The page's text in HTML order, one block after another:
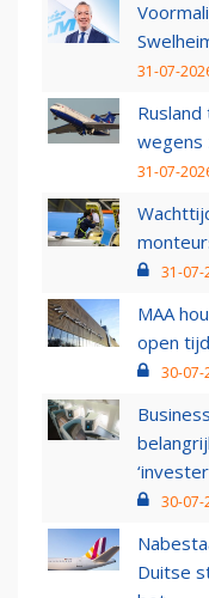
31-07-
wegens
31-07-
31-07-
MAA
open
30-07-
30-07-
Duitse